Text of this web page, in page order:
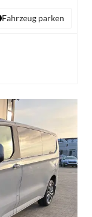
Fahrzeug parken